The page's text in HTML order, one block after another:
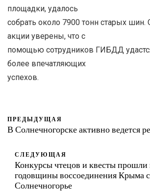
площадки, удалось
собрать около 7900 тонн старых шин.
акции уверены, что с
помощью сотрудников ГИБДД
более впечатляющих
успехов.
ПРЕДЫДУЩАЯ
В Солнечногорске активно ведется
СЛЕДУЮЩАЯ
Конкурсы чтецов и квесты прошли
годовщины воссоединения Крыма
Солнечногорье